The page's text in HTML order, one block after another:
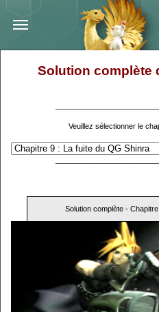
Solution complète
Veuillez sélectionner le
Solution complète -